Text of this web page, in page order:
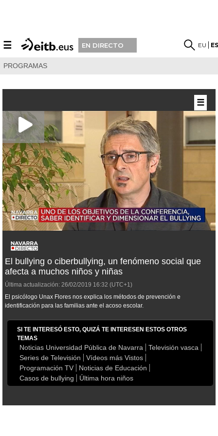
☰ EN DIRECTO EU
PROGRAMAS
El bullying o ciberbullying, un fenómeno social que
afecta a muchos niños y niñas
Última actualización: 26/02/2019 16:32 (UTC+1)
El psicólogo Unax Flores nos explica los métodos de prevención e
identificación para las familias ante el acoso escolar.
SI TE INTERESÓ ESTO, QUIZÁ TE INTERESEN ESTOS OTROS
TEMAS
Noticias Universidad Pública de Navarra
Televisión vasca
Series de Televisión
Vídeos más Vistos
Programación TV
Noticias de Educación
Casos de bullying
Última hora niños
☰